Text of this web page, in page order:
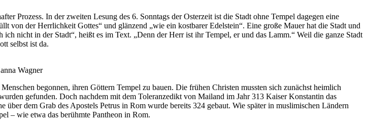
Prozess. In der zweiten Lesung des 6. Sonntags der Osterzeit ist die Stadt ohne Tempel dagegen eine
von der Herrlichkeit Gottes“ und glänzend „wie ein kostbarer Edelstein“. Eine große Mauer hat die Stadt und
nicht in der Stadt“, heißt es im Text. „Denn der Herr ist ihr Tempel, er und das Lamm.“ Weil die ganze Stadt
selbst ist da.
Wagner
begonnen, ihren Göttern Tempel zu bauen. Die frühen Christen mussten sich zunächst heimlich
gefunden. Doch nachdem mit dem Toleranzedikt von Mailand im Jahr 313 Kaiser Konstantin das
dem Grab des Apostels Petrus in Rom wurde bereits 324 gebaut. Wie später in muslimischen Ländern
– wie etwa das berühmte Pantheon in Rom.